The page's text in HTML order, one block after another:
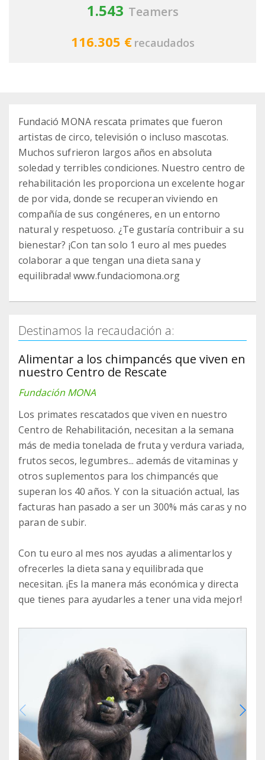
1.543 Teamers
116.305 € recaudados
Fundació MONA rescata primates que fueron
artistas de circo, televisión o incluso mascotas.
Muchos sufrieron largos años en absoluta
soledad y terribles condiciones. Nuestro centro de
rehabilitación les proporciona un excelente hogar
de por vida, donde se recuperan viviendo en
compañía de sus congéneres, en un entorno
natural y respetuoso. ¿Te gustaría contribuir a su
bienestar? ¡Con tan solo 1 euro al mes puedes
colaborar a que tengan una dieta sana y
equilibrada! www.fundaciomona.org
Destinamos la recaudación a:
Alimentar a los chimpancés que viven en
nuestro Centro de Rescate
Fundación MONA
Los primates rescatados que viven en nuestro
Centro de Rehabilitación, necesitan a la semana
más de media tonelada de fruta y verdura variada,
frutos secos, legumbres... además de vitaminas y
otros suplementos para los chimpancés que
superan los 40 años. Y con la situación actual, las
facturas han pasado a ser un 300% más caras y no
paran de subir.
Con tu euro al mes nos ayudas a alimentarlos y
ofrecerles la dieta sana y equilibrada que
necesitan. ¡Es la manera más económica y directa
que tienes para ayudarles a tener una vida mejor!